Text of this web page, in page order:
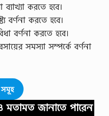
ব্যাখ্যা করতে হবে।
বর্ণনা করতে হবে।
বর্ণনা করতে হবে।
সমস্যা সম্পর্কে বর্ণনা
সমূহ
মতামত জানাতে পারেন